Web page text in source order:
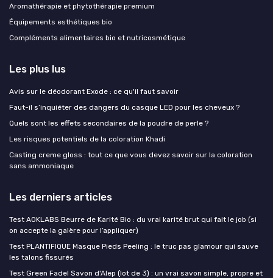
Aromathérapie et phytothérapie premium
Équipements esthétiques bio
Compléments alimentaires bio et nutricosmétique
Les plus lus
Avis sur le déodorant Exode : ce qu'il faut savoir
Faut-il s’inquiéter des dangers du casque LED pour les cheveux ?
Quels sont les effets secondaires de la poudre de perle ?
Les risques potentiels de la coloration Khadi
Casting creme gloss : tout ce que vous devez savoir sur la coloration
sans ammoniaque
Les derniers articles
Test AOKLABS Beurre de Karité Bio : du vrai karité brut qui fait le job (si
on accepte la galère pour l’appliquer)
Test PLANTIFIQUE Masque Pieds Peeling : le truc pas glamour qui sauve
les talons fissurés
Test Green Fadel Savon d'Alep (lot de 3) : un vrai savon simple, propre et